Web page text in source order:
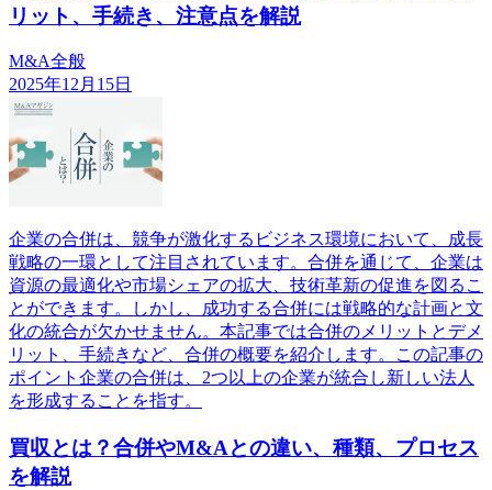
リット、手続き、注意点を解説
M&A全般
2025年12月15日
企業の合併は、競争が激化するビジネス環境において、成長
戦略の一環として注目されています。合併を通じて、企業は
資源の最適化や市場シェアの拡大、技術革新の促進を図るこ
とができます。しかし、成功する合併には戦略的な計画と文
化の統合が欠かせません。本記事では合併のメリットとデメ
リット、手続きなど、合併の概要を紹介します。この記事の
ポイント企業の合併は、2つ以上の企業が統合し新しい法人
を形成することを指す。
買収とは？合併やM&Aとの違い、種類、プロセス
を解説